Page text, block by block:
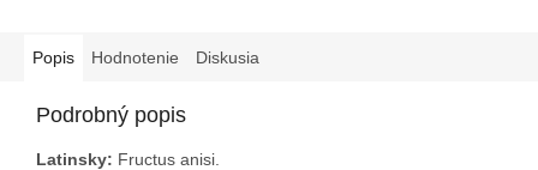
Popis Hodnotenie Diskusia
Podrobný popis
Latinsky: Fructus anisi.